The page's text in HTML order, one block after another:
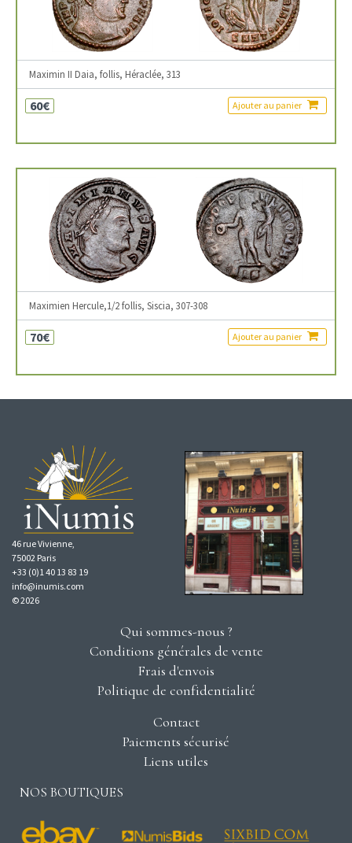
Maximin II Daia, follis, Héraclée, 313
60€ Ajouter au panier
Maximien Hercule,1/2 follis, Siscia, 307-308
70€ Ajouter au panier
46 rue Vivienne,
75002 Paris
+33 (0)1 40 13 83 19
info@inumis.com
© 2026
Qui sommes-nous ?
Conditions générales de vente
Frais d'envois
Politique de confidentialité
Contact
Paiements sécurisé
Liens utiles
NOS BOUTIQUES